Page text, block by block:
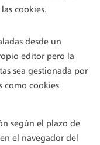
cookies.
desde un
editor pero la
sea gestionada por
como cookies
según el plazo de
el navegador del